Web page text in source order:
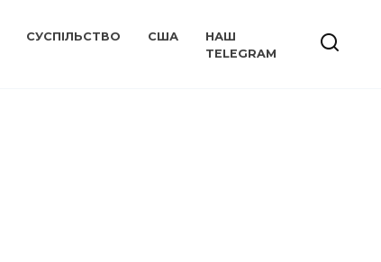
СУСПІЛЬСТВО США
НАШ
TELEGRAM